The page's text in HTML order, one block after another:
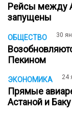
Рейсы между
запущены
ОБЩЕСТВО 30
Пекином
ЭКОНОМИКА 24
Прямые
Астаной и Баку